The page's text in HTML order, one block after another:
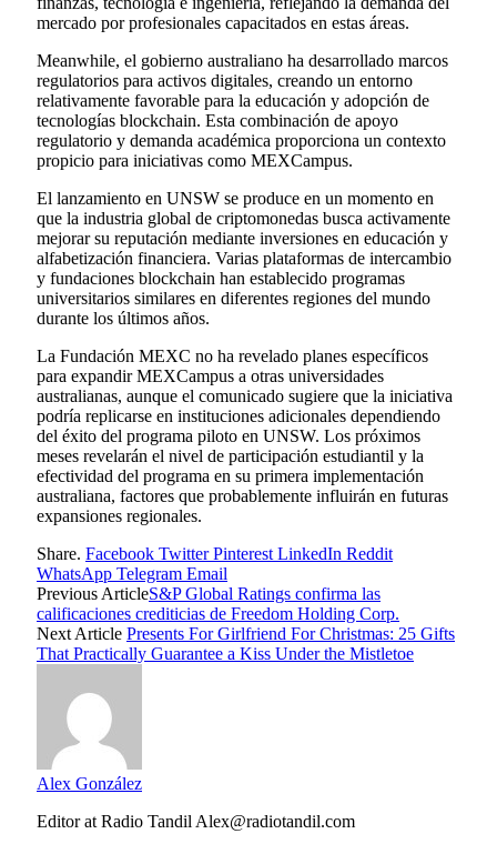
mercado por profesionales capacitados en estas áreas.
Meanwhile, el gobierno australiano ha desarrollado marcos
regulatorios para activos digitales, creando un entorno
relativamente favorable para la educación y adopción de
tecnologías blockchain. Esta combinación de apoyo
regulatorio y demanda académica proporciona un contexto
propicio para iniciativas como MEXCampus.
El lanzamiento en UNSW se produce en un momento en
que la industria global de criptomonedas busca activamente
mejorar su reputación mediante inversiones en educación y
alfabetización financiera. Varias plataformas de intercambio
y fundaciones blockchain han establecido programas
universitarios similares en diferentes regiones del mundo
durante los últimos años.
La Fundación MEXC no ha revelado planes específicos
para expandir MEXCampus a otras universidades
australianas, aunque el comunicado sugiere que la iniciativa
podría replicarse en instituciones adicionales dependiendo
del éxito del programa piloto en UNSW. Los próximos
meses revelarán el nivel de participación estudiantil y la
efectividad del programa en su primera implementación
australiana, factores que probablemente influirán en futuras
expansiones regionales.
Share. Facebook Twitter Pinterest LinkedIn Reddit
WhatsApp Telegram Email
Previous ArticleS&P Global Ratings confirma las
calificaciones crediticias de Freedom Holding Corp.
Next Article Presents For Girlfriend For Christmas: 25 Gifts
That Practically Guarantee a Kiss Under the Mistletoe
Alex González
Editor at Radio Tandil Alex@radiotandil.com